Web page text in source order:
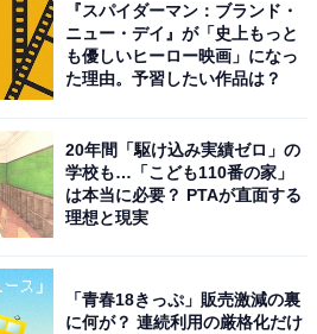
べ物も量が多いからだとは思う
／東京都）」「ご飯も食べるの
み物を頼むのは気が引ける（25
た。
いかないことが多いから（25歳
ーだけ飲むならば良いのですが
ランチより高くなるかと思いま
『スパイダーマン：ブランド・
ニュー・デイ』が「史上もっと
も優しいヒーロー映画」になっ
た理由。予習したい作品は？
20年間「駆け込み実績ゼロ」の
学校も…「こども110番の家」
は本当に必要？ PTAが直面する
理想と現実
「青春18きっぷ」販売激減の裏
に何が？ 連続利用の厳格化だけ